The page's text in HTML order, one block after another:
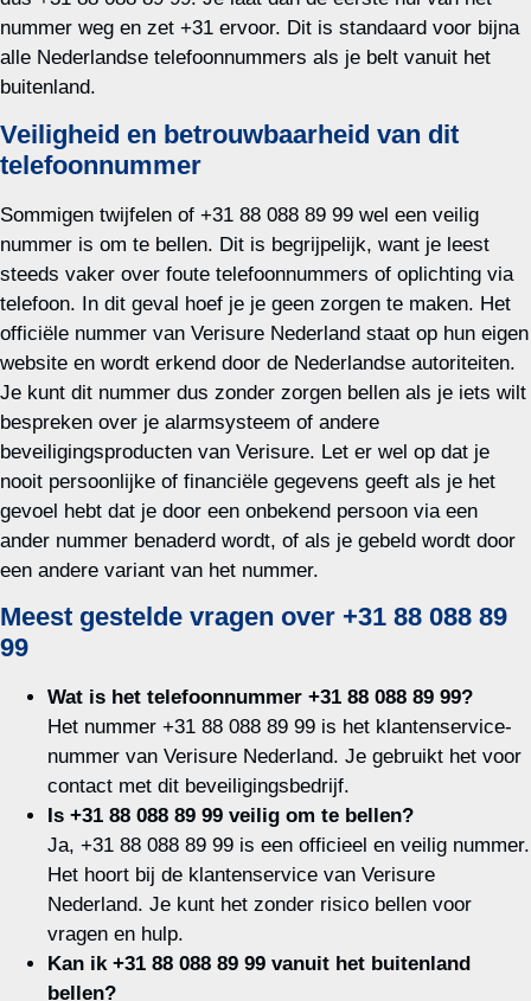
nummer weg en zet +31 ervoor. Dit is standaard voor bijna
alle Nederlandse telefoonnummers als je belt vanuit het
buitenland.
Veiligheid en betrouwbaarheid van dit
telefoonnummer
Sommigen twijfelen of +31 88 088 89 99 wel een veilig
nummer is om te bellen. Dit is begrijpelijk, want je leest
steeds vaker over foute telefoonnummers of oplichting via
telefoon. In dit geval hoef je je geen zorgen te maken. Het
officiële nummer van Verisure Nederland staat op hun eigen
website en wordt erkend door de Nederlandse autoriteiten.
Je kunt dit nummer dus zonder zorgen bellen als je iets wilt
bespreken over je alarmsysteem of andere
beveiligingsproducten van Verisure. Let er wel op dat je
nooit persoonlijke of financiële gegevens geeft als je het
gevoel hebt dat je door een onbekend persoon via een
ander nummer benaderd wordt, of als je gebeld wordt door
een andere variant van het nummer.
Meest gestelde vragen over +31 88 088 89
99
Wat is het telefoonnummer +31 88 088 89 99?
Het nummer +31 88 088 89 99 is het klantenservice-
nummer van Verisure Nederland. Je gebruikt het voor
contact met dit beveiligingsbedrijf.
Is +31 88 088 89 99 veilig om te bellen?
Ja, +31 88 088 89 99 is een officieel en veilig nummer.
Het hoort bij de klantenservice van Verisure
Nederland. Je kunt het zonder risico bellen voor
vragen en hulp.
Kan ik +31 88 088 89 99 vanuit het buitenland
bellen?